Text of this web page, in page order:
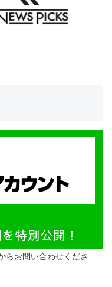
らお問い合わせくださ